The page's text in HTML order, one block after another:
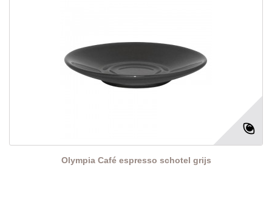
Olympia Café espresso schotel grijs